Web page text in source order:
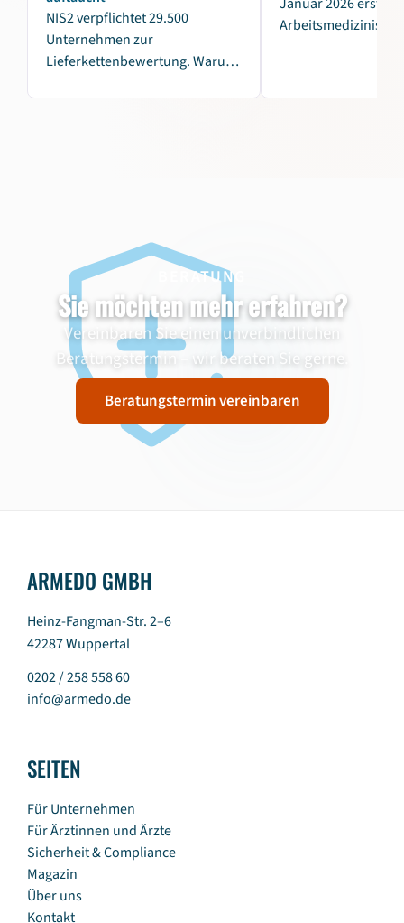
NIS2 verpflichtet 29.500
Unternehmen zur
Lieferkettenbewertung. Warum
Arbeitsmedizinische
BERATUNG
Sie möchten mehr erfahren?
Vereinbaren Sie einen unverbindlichen
Beratungstermin – wir beraten Sie gerne.
Beratungstermin vereinbaren
ARMEDO GMBH
Heinz-Fangman-Str. 2–6
42287 Wuppertal
0202 / 258 558 60
info@armedo.de
SEITEN
Für Unternehmen
Für Ärztinnen und Ärzte
Sicherheit & Compliance
Magazin
Über uns
Kontakt